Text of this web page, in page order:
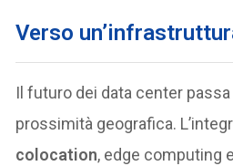
Verso un’
Il futuro dei data center passa
prossimità geografica.
colocation, edge computing